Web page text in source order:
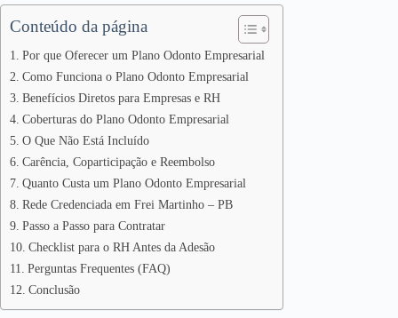
Conteúdo da página
Por que Oferecer um Plano Odonto Empresarial
Como Funciona o Plano Odonto Empresarial
Benefícios Diretos para Empresas e RH
Coberturas do Plano Odonto Empresarial
O Que Não Está Incluído
Carência, Coparticipação e Reembolso
Quanto Custa um Plano Odonto Empresarial
Rede Credenciada em Frei Martinho – PB
Passo a Passo para Contratar
Checklist para o RH Antes da Adesão
Perguntas Frequentes (FAQ)
Conclusão